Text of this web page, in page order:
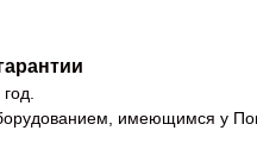
имеющимся у